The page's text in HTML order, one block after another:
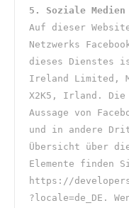
5. Soziale Medien
Auf dieser
Netzwerks
dieses Dienstes
Ireland Limited,
X2K5, Irland. Die
Aussage von
und in andere
Übersicht über
Elemente finden
https://
?locale=de_DE.